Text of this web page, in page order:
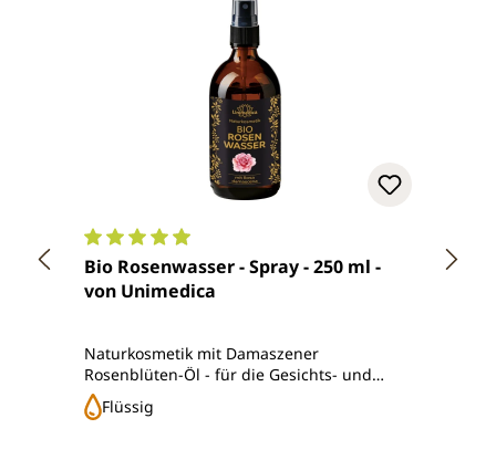
Durchschnittliche Bewertung von 4.9 von 5
Bio Rosenwasser - Spray - 250 ml -
von Unimedica
Naturkosmetik mit Damaszener
Rosenblüten-Öl - für die Gesichts- und
Haarpflege
Flüssig
Bio